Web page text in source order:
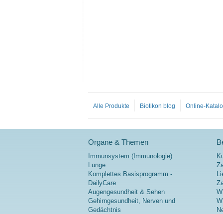
Alle Produkte Biotikon blog Online-
Organe & Themen
Immunsystem (Immunologie)
Lunge
Komplettes Basisprogramm -
DailyCare
Augengesundheit & Sehen
Gehirngesundheit, Nerven und
Gedächtnis